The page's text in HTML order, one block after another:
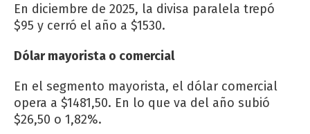
En diciembre de 2025, la divisa paralela trepó
$95 y cerró el año a $1530.
Dólar mayorista o comercial
En el segmento mayorista, el dólar comercial
opera a $1481,50. En lo que va del año subió
$26,50 o 1,82%.